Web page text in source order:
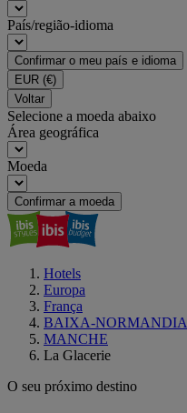
País/região-idioma
Confirmar o meu país e idioma
EUR (€)
Voltar
Selecione a moeda abaixo
Área geográfica
Moeda
Confirmar a moeda
Hotels
Europa
França
BAIXA-NORMANDIA
MANCHE
La Glacerie
O seu próximo destino